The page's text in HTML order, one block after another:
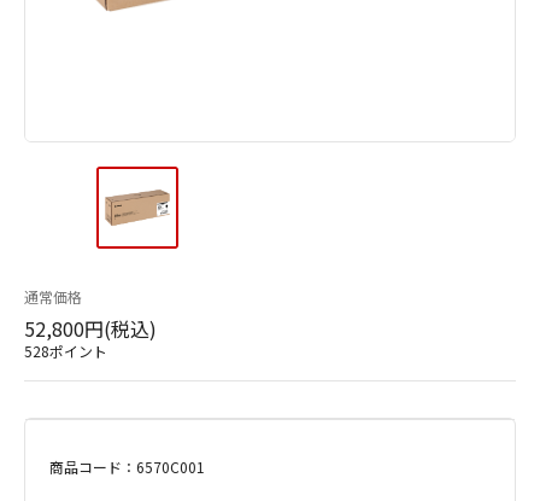
通常価格
52,800円(税込)
528ポイント
商品コード：6570C001